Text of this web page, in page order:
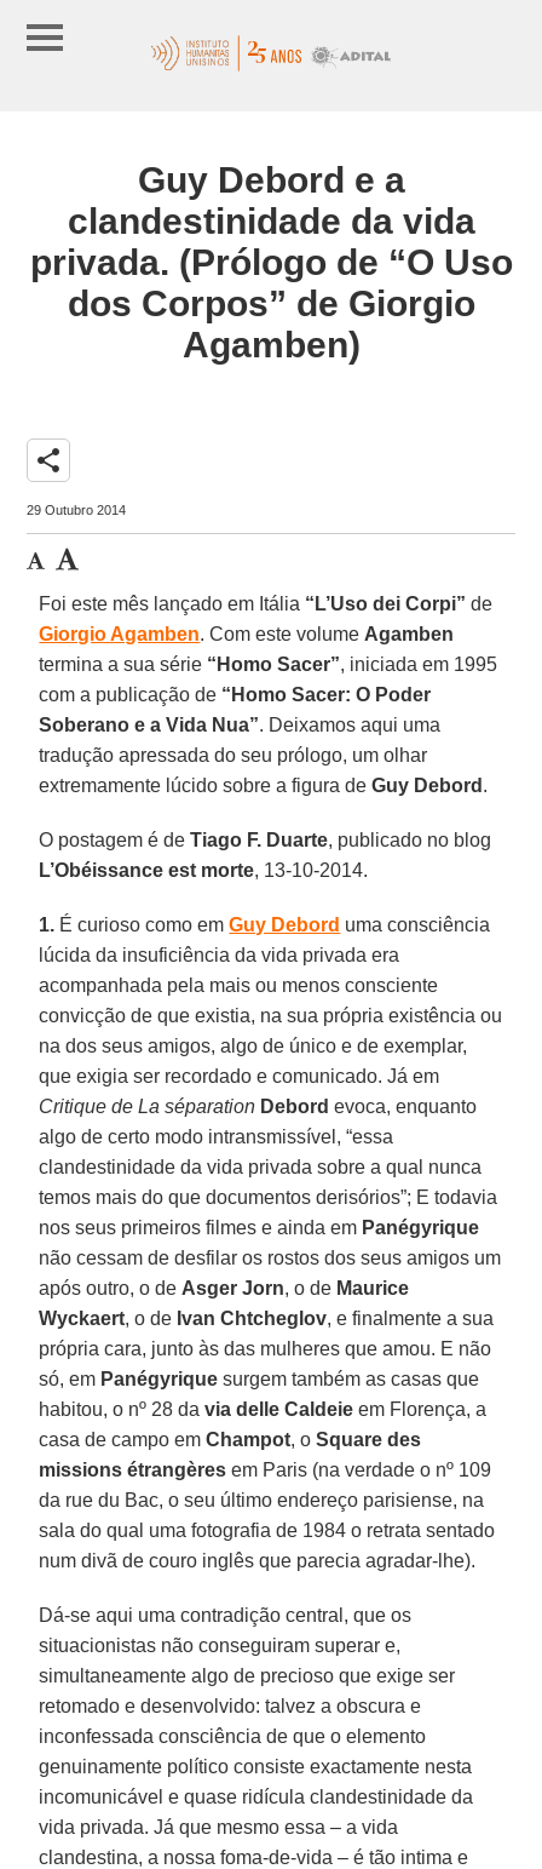
Guy Debord e a
clandestinidade da vida
privada. (Prólogo de “O Uso
dos Corpos” de Giorgio
Agamben)
share
29 Outubro 2014
Foi este mês lançado em Itália “L’Uso dei Corpi” de
Giorgio Agamben. Com este volume Agamben
termina a sua série “Homo Sacer”, iniciada em 1995
com a publicação de “Homo Sacer: O Poder
Soberano e a Vida Nua”. Deixamos aqui uma
tradução apressada do seu prólogo, um olhar
extremamente lúcido sobre a figura deGuy Debord .
O postagem é deTiago F. Duarte, publicado no blog
L’Obéissance est morte, 13-10-2014.
1. É curioso como emGuy Debord uma consciência
lúcida da insuficiência da vida privada era
acompanhada pela mais ou menos consciente
convicção de que existia, na sua própria existência ou
na dos seus amigos, algo de único e de exemplar,
que exigia ser recordado e comunicado. Já em
Critique de La séparation Debord evoca, enquanto
algo de certo modo intransmissível, “essa
clandestinidade da vida privada sobre a qual nunca
temos mais do que documentos derisórios”; E todavia
nos seus primeiros filmes e ainda em Panégyrique
não cessam de desfilar os rostos dos seus amigos um
após outro, o de Asger Jorn, o de Maurice
Wyckaert, o de Ivan Chtcheglov, e finalmente a sua
própria cara, junto às das mulheres que amou. E não
só, em Panégyrique surgem também as casas que
habitou, o nº 28 davia delle Caldeie em Florença, a
casa de campo emChampot, oSquare des
missions étrangères em Paris (na verdade o nº 109
da rue du Bac, o seu último endereço parisiense, na
sala do qual uma fotografia de 1984 o retrata sentado
num divã de couro inglês que parecia agradar-lhe).
Dá-se aqui uma contradição central, que os
situacionistas não conseguiram superar e,
simultaneamente algo de precioso que exige ser
retomado e desenvolvido: talvez a obscura e
inconfessada consciência de que o elemento
genuinamente político consiste exactamente nesta
incomunicável e quase ridícula clandestinidade da
vida privada. Já que mesmo essa – a vida
clandestina, a nossa foma-de-vida – é tão intima e